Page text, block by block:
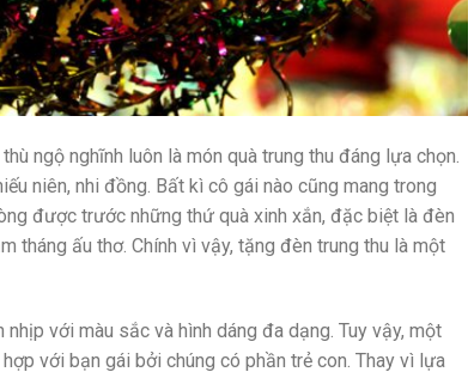
ngộ nghĩnh luôn là món quà trung thu đáng lựa chọn.
niên, nhi đồng. Bất kì cô gái nào cũng mang trong
được trước những thứ quà xinh xắn, đặc biệt là đèn
tháng ấu thơ. Chính vì vậy, tặng đèn trung thu là một
với màu sắc và hình dáng đa dạng. Tuy vậy, một
với bạn gái bởi chúng có phần trẻ con. Thay vì lựa